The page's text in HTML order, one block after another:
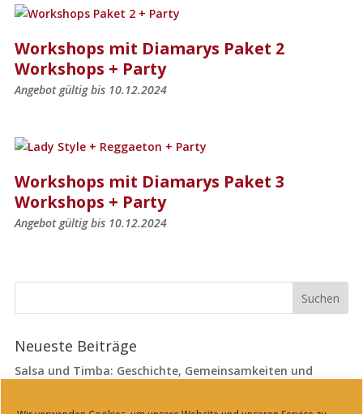
Workshops mit Diamarys Paket 2
Workshops + Party
Angebot gültig bis 10.12.2024
Workshops mit Diamarys Paket 3
Workshops + Party
Angebot gültig bis 10.12.2024
Neueste Beiträge
Salsa und Timba: Geschichte, Gemeinsamkeiten und